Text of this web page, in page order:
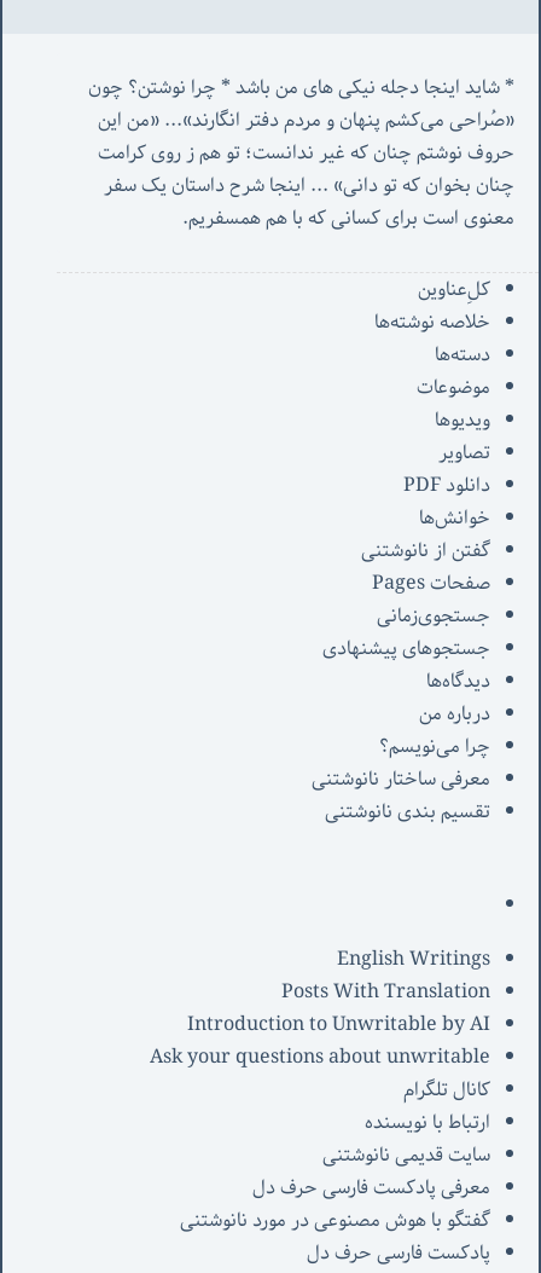
«صُراحی می‌کشم پنهان‌ و مردم‌ دفتر انگارند»... «
چنان بخوان که تو دانی» ...
معنوی است برای کسانی که با هم همسفریم.
کل‌ِعناوین
خلاصه نوشته‌ها
دسته‌ها
موضوعات
ویدیوها
تصاویر
دانلود PDF
خوانش‌ها
گفتن از نانوشتنی
صفحات Pages
جستجوی‌زمانی
جستجوهای پیشنهادی
دیدگاه‌ها
درباره من
چرا می‌نویسم؟
معرفی‌ ساختار نانوشتنی
تقسیم بندی نانوشتنی
English Writings
Posts With Translation
Introduction to Unwritable by AI
Ask your questions about unwritable
کانال تلگرام
ارتباط با نویسنده
سایت قدیمی نانوشتنی
معرفی پادکست فارسی حرف دل
گفتگو با هوش مصنوعی در مورد نانوشتنی
پادکست فارسی حرف دل